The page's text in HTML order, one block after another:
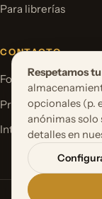
Para librerías
CONTACTO
Formulario de
Proponer un
International Rights
Respetamos
opcionales (p.
anónimas solo
detalles en